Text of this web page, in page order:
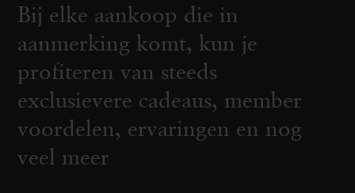
Bij elke aankoop die in
aanmerking komt, kun je
profiteren van steeds
exclusievere cadeaus, member
voordelen, ervaringen en nog
veel meer